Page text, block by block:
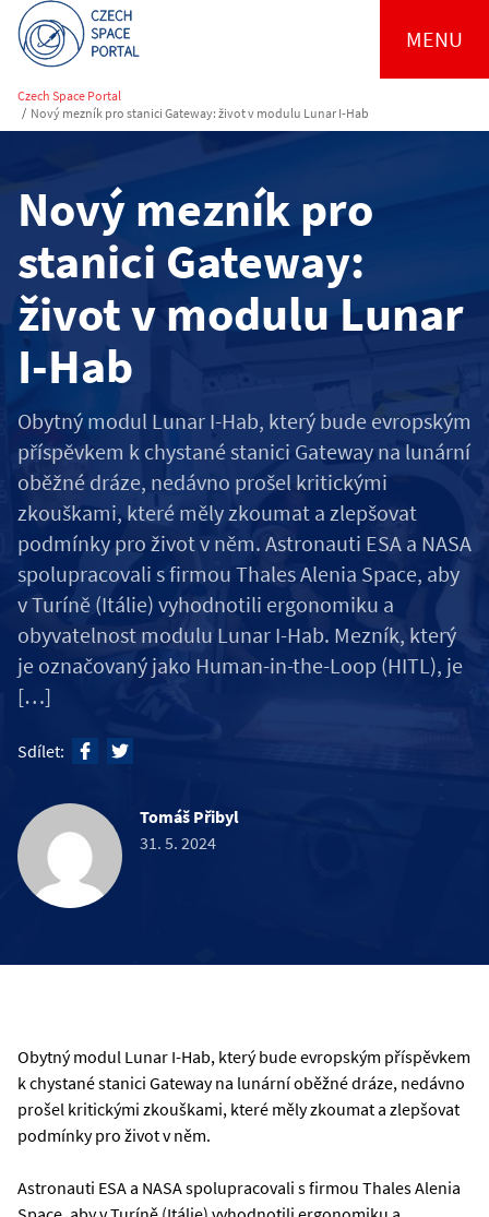
MENU
Czech Space Portal
/ Nový mezník pro stanici Gateway: život v modulu Lunar I-Hab
Nový mezník pro
stanici Gateway:
život v modulu Lunar
I-Hab
Obytný modul Lunar I-Hab, který bude evropským
příspěvkem k chystané stanici Gateway na lunární
oběžné dráze, nedávno prošel kritickými
zkouškami, které měly zkoumat a zlepšovat
podmínky pro život v něm. Astronauti ESA a NASA
spolupracovali s firmou Thales Alenia Space, aby
v Turíně (Itálie) vyhodnotili ergonomiku a
obyvatelnost modulu Lunar I-Hab. Mezník, který
je označovaný jako Human-in-the-Loop (HITL), je
[…]
Sdílet:
Tomáš Přibyl
31. 5. 2024
Obytný modul Lunar I-Hab, který bude evropským příspěvkem
k chystané stanici Gateway na lunární oběžné dráze, nedávno
prošel kritickými zkouškami, které měly zkoumat a zlepšovat
podmínky pro život v něm.
Astronauti ESA a NASA spolupracovali s firmou Thales Alenia